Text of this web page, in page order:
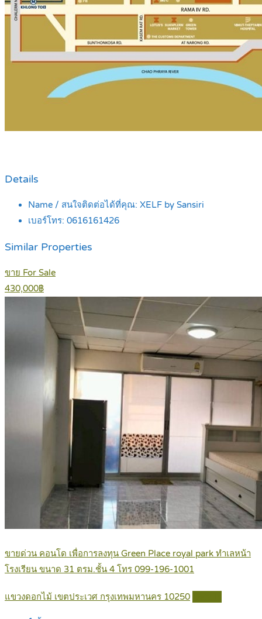
Details
Name / สนใจติดต่อได้ที่คุณ: XELF by Sansiri
เบอร์โทร: 0616161426
Similar Properties
ขาย For Sale
430,000฿
ขายด่วน คอนโด เพื่อการลงทุน Green Place royal park ทำเลหน้า
โรงเรียน ขนาด 31 ตรม.ชั้น 4 โทร 099-196-1001
แขวงดอกไม้ เขตประเวศ กรุงเทพมหานคร 10250